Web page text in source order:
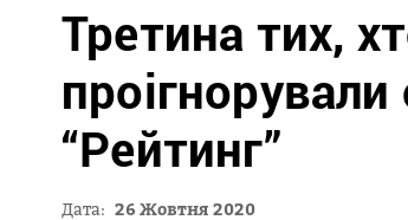
Третина тих,
“Рейтинг”
Дата: 26 Жовтня 2020